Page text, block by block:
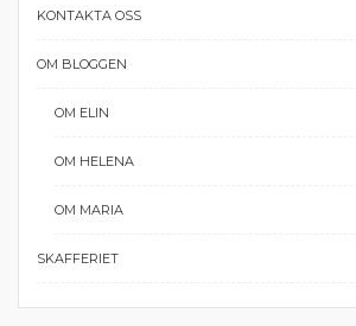
KONTAKTA OSS
OM BLOGGEN
OM ELIN
OM HELENA
OM MARIA
SKAFFERIET